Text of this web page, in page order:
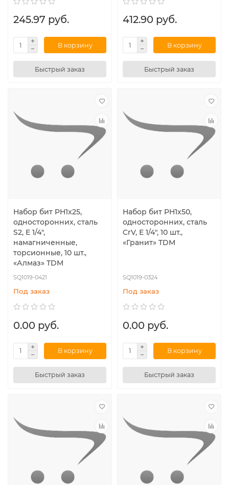
245.97 руб.
В корзину
Быстрый заказ
412.90 руб.
В корзину
Быстрый заказ
Набор бит PH1x25,
односторонних, сталь
S2, Е 1/4",
намагниченные,
торсионные, 10 шт.,
«Алмаз» TDM
SQ1019-0421
Под заказ
0.00 руб.
В корзину
Быстрый заказ
Набор бит PH1x50,
односторонних, сталь
CrV, Е 1/4", 10 шт.,
«Гранит» TDM
SQ1019-0324
Под заказ
0.00 руб.
В корзину
Быстрый заказ